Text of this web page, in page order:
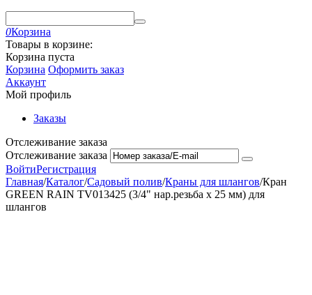
0Корзина
Товары в корзине:
Корзина пуста
Корзина Оформить заказ
Аккаунт
Мой профиль
Заказы
Отслеживание заказа
Отслеживание заказа
ВойтиРегистрация
Главная/Каталог/Садовый полив/Краны для шлангов/Кран
GREEN RAIN TV013425 (3/4" нар.резьба x 25 мм) для
шлангов